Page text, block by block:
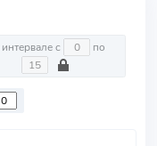
На интервале с по